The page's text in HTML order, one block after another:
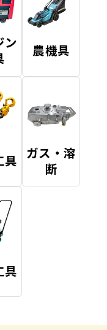
ン
農機具
具 ガス・溶
断
具